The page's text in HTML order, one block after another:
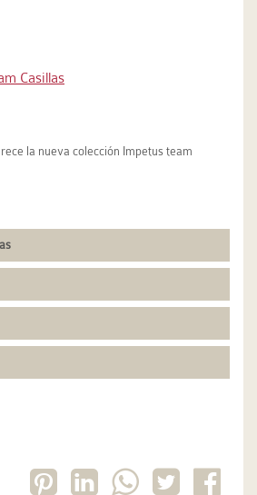
Casillas
la nueva colección Impetus team